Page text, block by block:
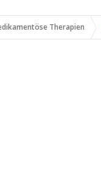
Therapien